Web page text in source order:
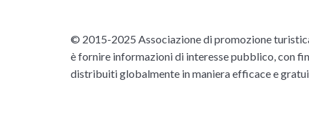
© 2015-2025 Associazione di promozione
è fornire informazioni di interesse pubblico, con
distribuiti globalmente in maniera efficace e